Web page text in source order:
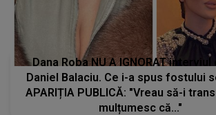
Dana Roba NU A IGNORAT interviul
Daniel Balaciu. Ce i-a spus fostului
APARIȚIA PUBLICĂ: "Vreau să-i
mulțumesc că..."